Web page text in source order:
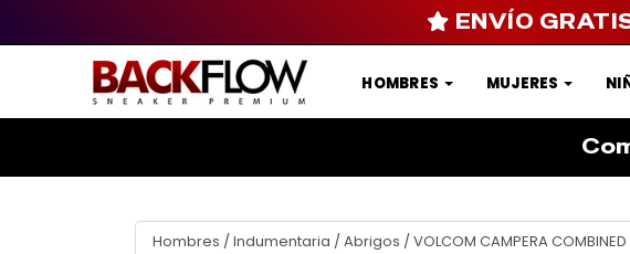
HOMBRES MUJERES
ENVÍO
Hombres / Indumentaria / Abrigos / VOLCOM CAMPERA COMBINED